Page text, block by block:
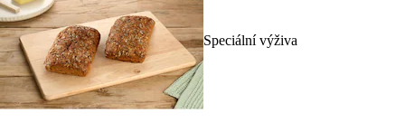
Speciální výživa